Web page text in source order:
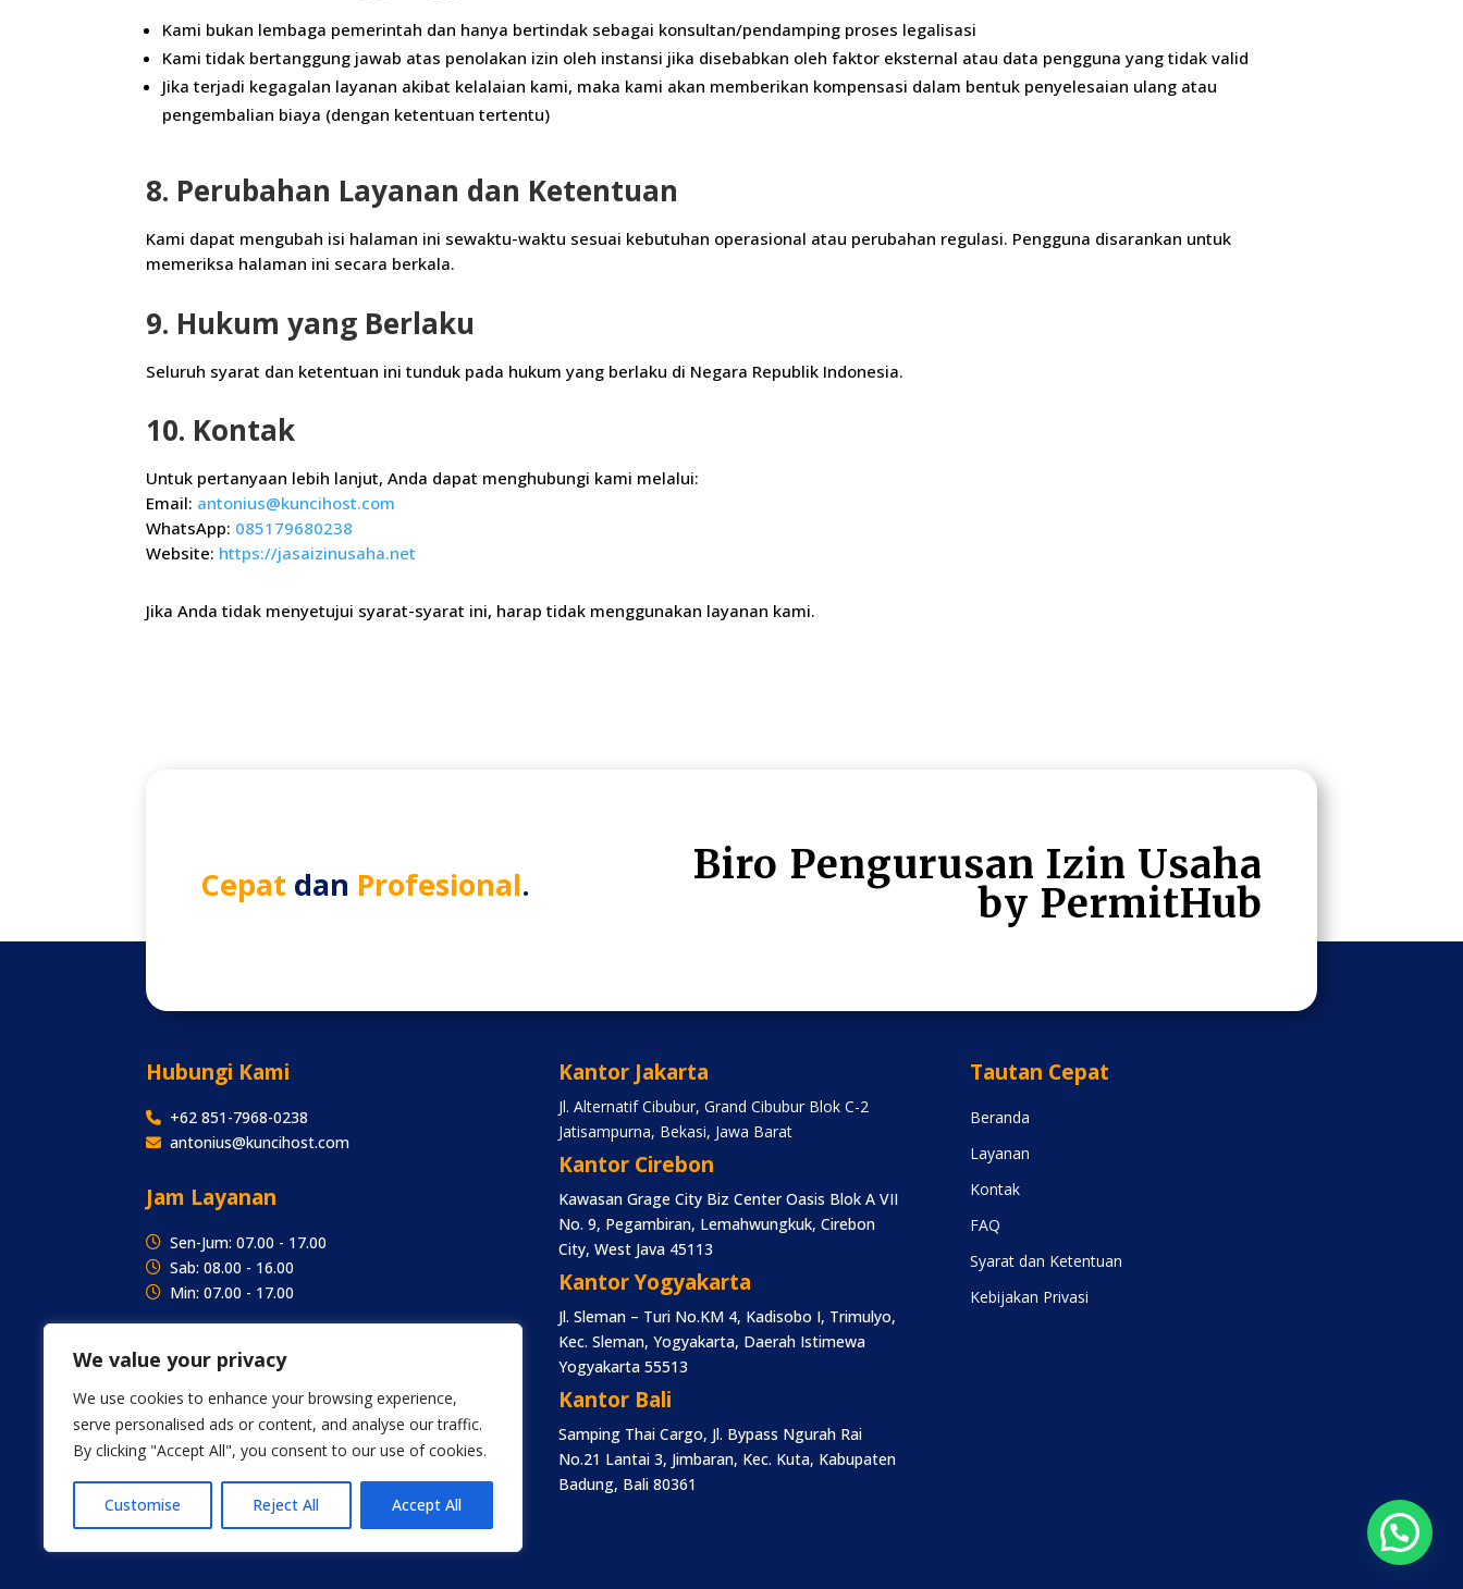
We value your privacy
We use cookies to enhance your browsing experience,
serve personalised ads or content, and analyse our traffic.
By clicking "Accept All", you consent to our use of cookies.
Customise Reject All Accept All
Kami bukan lembaga pemerintah dan hanya bertindak sebagai konsultan/pendamping proses legalisasi
Kami tidak bertanggung jawab atas penolakan izin oleh instansi jika disebabkan oleh faktor eksternal atau data pengguna yang tidak valid
Jika terjadi kegagalan layanan akibat kelalaian kami, maka kami akan memberikan kompensasi dalam bentuk penyelesaian ulang atau
pengembalian biaya (dengan ketentuan tertentu)
8. Perubahan Layanan dan Ketentuan
Kami dapat mengubah isi halaman ini sewaktu-waktu sesuai kebutuhan operasional atau perubahan regulasi. Pengguna disarankan untuk
memeriksa halaman ini secara berkala.
9. Hukum yang Berlaku
Seluruh syarat dan ketentuan ini tunduk pada hukum yang berlaku di Negara Republik Indonesia.
10. Kontak
Untuk pertanyaan lebih lanjut, Anda dapat menghubungi kami melalui:
Email: antonius@kuncihost.com
WhatsApp: 085179680238
Website: https://jasaizinusaha.net
Jika Anda tidak menyetujui syarat-syarat ini, harap tidak menggunakan layanan kami.
Cepat dan Profesional.
Biro Pengurusan Izin Usaha
by PermitHub
Hubungi Kami
+62 851-7968-0238
antonius@kuncihost.com
Jam Layanan
Sen-Jum: 07.00 - 17.00
Sab: 08.00 - 16.00
Min: 07.00 - 17.00
Kantor Jakarta
Jl. Alternatif Cibubur, Grand Cibubur Blok C-2
Jatisampurna, Bekasi, Jawa Barat
Kantor Cirebon
Kawasan Grage City Biz Center Oasis Blok A VII
No. 9, Pegambiran, Lemahwungkuk, Cirebon
City, West Java 45113
Kantor Yogyakarta
Jl. Sleman – Turi No.KM 4, Kadisobo I, Trimulyo,
Kec. Sleman, Yogyakarta, Daerah Istimewa
Yogyakarta 55513
Kantor Bali
Samping Thai Cargo, Jl. Bypass Ngurah Rai
No.21 Lantai 3, Jimbaran, Kec. Kuta, Kabupaten
Badung, Bali 80361
Tautan Cepat
Beranda
Layanan
Kontak
FAQ
Syarat dan Ketentuan
Kebijakan Privasi